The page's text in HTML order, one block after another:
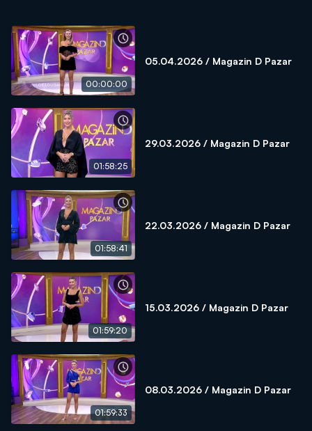
00:00:00
05.04.2026 / Magazin D Pazar
01:58:25
29.03.2026 / Magazin D Pazar
01:58:41
22.03.2026 / Magazin D Pazar
01:59:20
15.03.2026 / Magazin D Pazar
01:59:33
08.03.2026 / Magazin D Pazar